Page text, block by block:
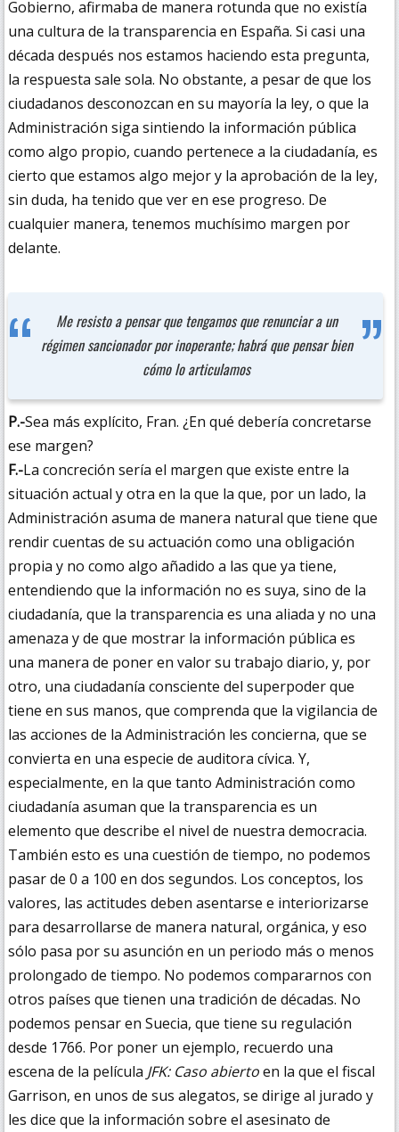
Gobierno, afirmaba de manera rotunda que no existía
una cultura de la transparencia en España. Si casi una
década después nos estamos haciendo esta pregunta,
la respuesta sale sola. No obstante, a pesar de que los
ciudadanos desconozcan en su mayoría la ley, o que la
Administración siga sintiendo la información pública
como algo propio, cuando pertenece a la ciudadanía, es
cierto que estamos algo mejor y la aprobación de la ley,
sin duda, ha tenido que ver en ese progreso. De
cualquier manera, tenemos muchísimo margen por
delante.
Me resisto a pensar que tengamos que renunciar a un
régimen sancionador por inoperante; habrá que pensar bien
cómo lo articulamos
P.-Sea más explícito, Fran. ¿En qué debería concretarse
ese margen?
F.-La concreción sería el margen que existe entre la
situación actual y otra en la que la que, por un lado, la
Administración asuma de manera natural que tiene que
rendir cuentas de su actuación como una obligación
propia y no como algo añadido a las que ya tiene,
entendiendo que la información no es suya, sino de la
ciudadanía, que la transparencia es una aliada y no una
amenaza y de que mostrar la información pública es
una manera de poner en valor su trabajo diario, y, por
otro, una ciudadanía consciente del superpoder que
tiene en sus manos, que comprenda que la vigilancia de
las acciones de la Administración les concierna, que se
convierta en una especie de auditora cívica. Y,
especialmente, en la que tanto Administración como
ciudadanía asuman que la transparencia es un
elemento que describe el nivel de nuestra democracia.
También esto es una cuestión de tiempo, no podemos
pasar de 0 a 100 en dos segundos. Los conceptos, los
valores, las actitudes deben asentarse e interiorizarse
para desarrollarse de manera natural, orgánica, y eso
sólo pasa por su asunción en un periodo más o menos
prolongado de tiempo. No podemos compararnos con
otros países que tienen una tradición de décadas. No
podemos pensar en Suecia, que tiene su regulación
desde 1766. Por poner un ejemplo, recuerdo una
escena de la película JFK: Caso abiertoen la que el fiscal
Garrison, en unos de sus alegatos, se dirige al jurado y
les dice que la información sobre el asesinato de